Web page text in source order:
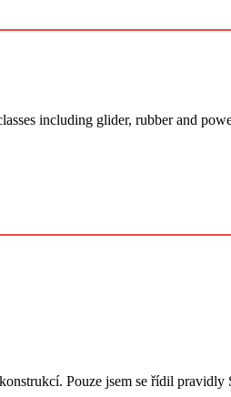
including glider, rubber and
Pouze jsem se řídil